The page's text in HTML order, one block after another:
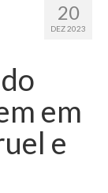
20
DEZ 2023
em
e